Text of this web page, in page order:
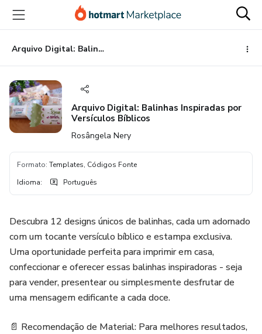
para
conteúdo
principal
para
pagamento
para
rodapé
Arquivo Digital: Balinhas Inspiradas por Versículos Bíblicos
Arquivo Digital: Balinhas Inspiradas por
Versículos Bíblicos
Rosângela Nery
Formato: Templates, Códigos Fonte
Idioma: Português
Descubra 12 designs únicos de balinhas, cada um adornado
com um tocante versículo bíblico e estampa exclusiva.
Uma oportunidade perfeita para imprimir em casa,
confeccionar e oferecer essas balinhas inspiradoras - seja
para vender, presentear ou simplesmente desfrutar de
uma mensagem edificante a cada doce.
📄 Recomendação de Material: Para melhores resultados,